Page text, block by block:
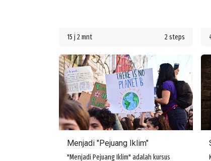
segenap akal budimu, dan kasihilah
sendiri." Yesus memberi tahu dia bahwa
jika mereka melakukan ini, mereka akan
memperoleh hidup. Namun kemudian
seseorang bertanya, "Siapakah
sesamaku manusia?"
15 j 2 mnt 2 steps
Menjadi "Pejuang Iklim"
"Menjadi Pejuang Iklim" adalah kursus